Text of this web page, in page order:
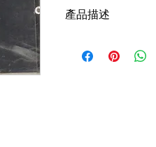
產品描述
碟：92%-新淨, 輕微